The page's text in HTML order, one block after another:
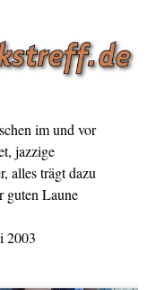
im und vor
jazzige
alles trägt dazu
guten Laune
2003